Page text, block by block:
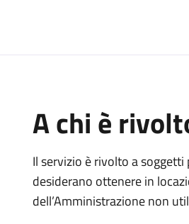
A chi è
Il servizio è rivolto a
desiderano ottenere in
dell’Amministrazione non